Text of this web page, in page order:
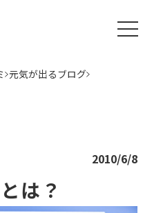
元気が出るブログ
2010/6/8
は？